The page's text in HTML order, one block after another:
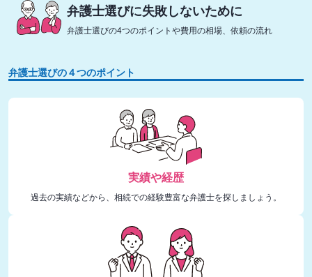
弁護士選びに失敗しないために
弁護士選びの4つのポイントや費用の相場、依頼の流れ
弁護士選びの４つのポイント
実績や経歴
過去の実績などから、相続での経験豊富な弁護士を探しましょう。